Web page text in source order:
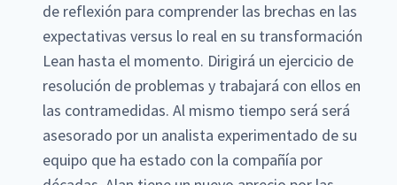
de reflexión para comprender las brechas en las
expectativas versus lo real en su transformación
Lean hasta el momento. Dirigirá un ejercicio de
resolución de problemas y trabajará con ellos en
las contramedidas. Al mismo tiempo será será
asesorado por un analista experimentado de su
equipo que ha estado con la compañía por